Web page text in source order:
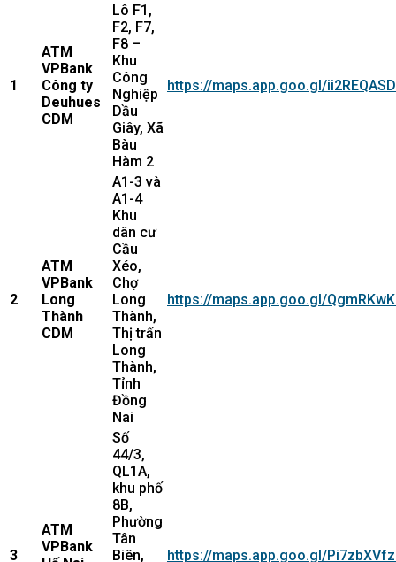
1
ATM
VPBank
Công ty
Deuhues
CDM
Lô F1,
F2, F7,
F8 –
Khu
Công
Nghiệp
Dầu
Giây, Xã
Bàu
Hàm 2
https://maps.app.goo.gl/
2
ATM
VPBank
Long
Thành
CDM
A1-3 và
A1-4
Khu
dân cư
Cầu
Xéo,
Chợ
Long
Thành,
Thị trấn
Long
Thành,
Tỉnh
Đồng
Nai
https://maps.app.goo.gl/
3
ATM
VPBank
Số
44/3,
QL1A,
khu phố
8B,
Phường
Tân
Biên,
https://maps.app.goo.gl/